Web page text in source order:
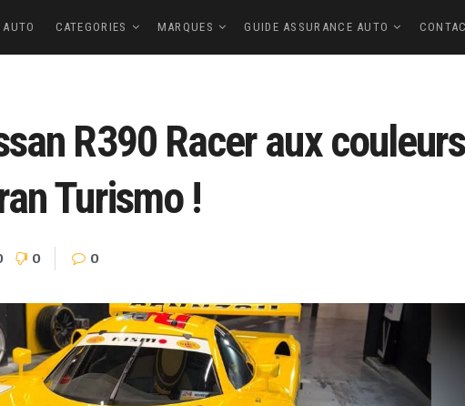
CATEGORIES MARQUES GUIDE ASSURANCE AUTO
R390 Racer aux
Turismo !
0 0